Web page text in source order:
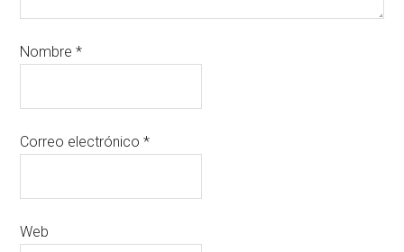
Nombre*
Correo electrónico*
Web